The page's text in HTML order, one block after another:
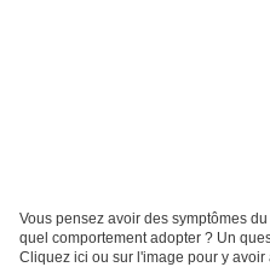
Vous pensez avoir des symptômes
quel comportement adopter ? Un
Cliquez ici ou sur l'image pour y avoir